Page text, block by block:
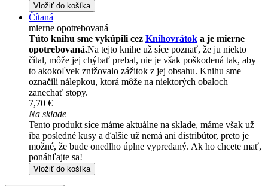
Vložiť do košíka
Čítaná
mierne opotrebovaná
Túto knihu sme vykúpili cez Knihovrátok a je mierne
opotrebovaná.Na tejto knihe už síce poznať, že ju niekto
čítal, môže jej chýbať prebal, nie je však poškodená tak, aby
to akokoľvek znižovalo zážitok z jej obsahu. Knihu sme
označili nálepkou, ktorá môže na niektorých obaloch
zanechať stopy.
7,70 €
Na sklade
Tento produkt síce máme aktuálne na sklade, máme však už
iba posledné kusy a ďalšie už nemá ani distribútor, preto je
možné, že bude onedlho úplne vypredaný. Ak ho chcete mať,
ponáhľajte sa!
Vložiť do košíka